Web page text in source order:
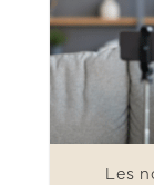
Les